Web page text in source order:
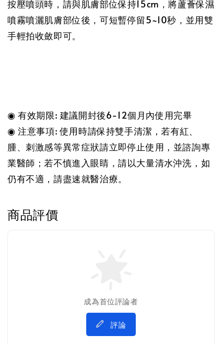
按壓噴頭時，請與肌膚部位保持15cm，將蘆薈保濕
噴霧噴灑肌膚部位後，可短暫停留5~10秒，並用雙
手輕拍收斂即可。
◉ 有效期限: 建議開封後6-12個月內使用完畢
◉ 注意事項: 使用時請保持雙手清潔，若有紅、
腫、刺激感等異常症狀請立即停止使用，並諮詢專
業醫師；若不慎進入眼睛，請以大量清水沖洗，如
仍有不適，請盡速就醫治療。
商品評價
成為首位評論者
評論